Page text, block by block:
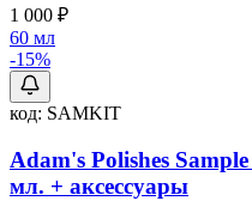
1 000 ₽
60 мл
-15%
код: SAMKIT
Adam's Polishes
мл. + аксессуары